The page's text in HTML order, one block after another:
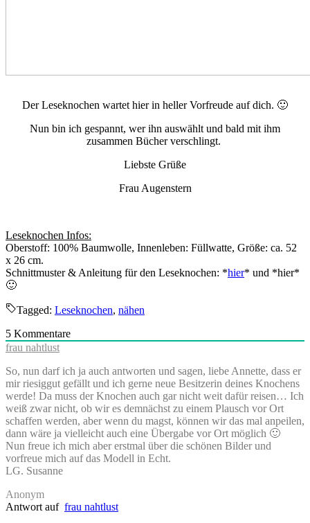
Der Leseknochen wartet hier in heller Vorfreude auf dich. 🙂
Nun bin ich gespannt, wer ihn auswählt und bald mit ihm
zusammen Bücher verschlingt.
Liebste Grüße
Frau Augenstern
Leseknochen Infos:
Oberstoff: 100% Baumwolle, Innenleben: Füllwatte, Größe: ca. 52
x 26 cm.
Schnittmuster & Anleitung für den Leseknochen: *hier* und *hier*
🙂
Tagged: Leseknochen, nähen
5 Kommentare
frau nahtlust
So, nun darf ich ja auch antworten und sagen, liebe Annette, dass er
mir riesiggut gefällt und ich gerne neue Besitzerin deines Knochens
werde! Da muss der Knochen auch gar nicht weit dafür reisen… Ich
weiß zwar nicht, ob wir es demnächst zu einem Plausch vor Ort
schaffen werden, aber wenn du magst, können wir das mal anpeilen,
dann wäre ja vielleicht auch eine Übergabe vor Ort möglich 🙂
Nun freue ich mich aber erstmal über die schönen Bilder und
vorfreue mich auf das Modell in Echt.
LG. Susanne
Anonym
Antwort auf frau nahtlust